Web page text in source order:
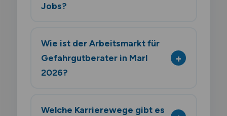
Jobs?
Wie ist der Arbeitsmarkt für
Gefahrgutberater in Marl
2026?
Welche Karrierewege gibt es